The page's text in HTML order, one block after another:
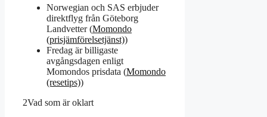
Norwegian och SAS erbjuder
direktflyg från Göteborg
Landvetter (Momondo
(prisjämförelsetjänst))
Fredag är billigaste
avgångsdagen enligt
Momondos prisdata (Momondo
(resetips))
2Vad som är oklart